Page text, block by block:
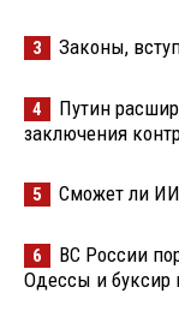
3 Законы,
4
Путин
заключения
5 Сможет ли
6
ВС России
Одессы и буксир